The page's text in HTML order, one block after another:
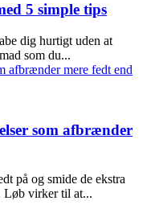
5 simple tips
dig hurtigt uden at
som du...
som afbrænder
på og smide de ekstra
Løb virker til at...